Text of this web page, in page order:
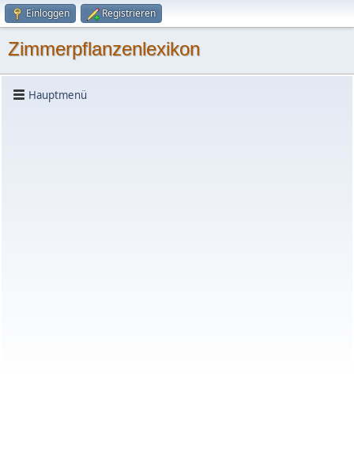
Einloggen Registrieren
Zimmerpflanzenlexikon
Hauptmenü